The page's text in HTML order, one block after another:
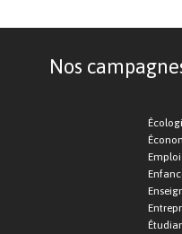
Nos
Emploi